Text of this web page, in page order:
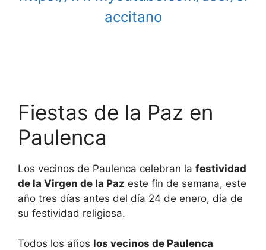
accitano
Fiestas de la Paz en
Paulenca
Los vecinos de Paulenca celebran la festividad
de la Virgen de la Paz este fin de semana, este
año tres días antes del día 24 de enero, día de
su festividad religiosa.
Todos los años los vecinos de Paulenca